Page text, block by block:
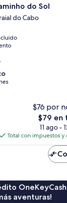
do Sol
do Cabo
$76 por
El
precio
actual
es
$79 en
11 ago -
Total con impuestos y
aventuras!